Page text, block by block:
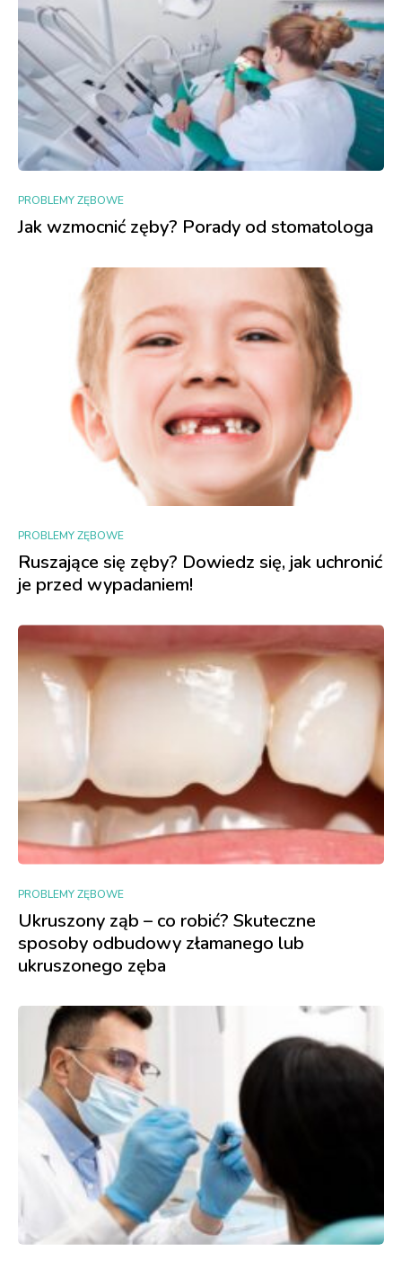
PROBLEMY ZĘBOWE
Jak wzmocnić zęby? Porady od stomatologa
PROBLEMY ZĘBOWE
Ruszające się zęby? Dowiedz się, jak uchronić
je przed wypadaniem!
PROBLEMY ZĘBOWE
Ukruszony ząb – co robić? Skuteczne
sposoby odbudowy złamanego lub
ukruszonego zęba